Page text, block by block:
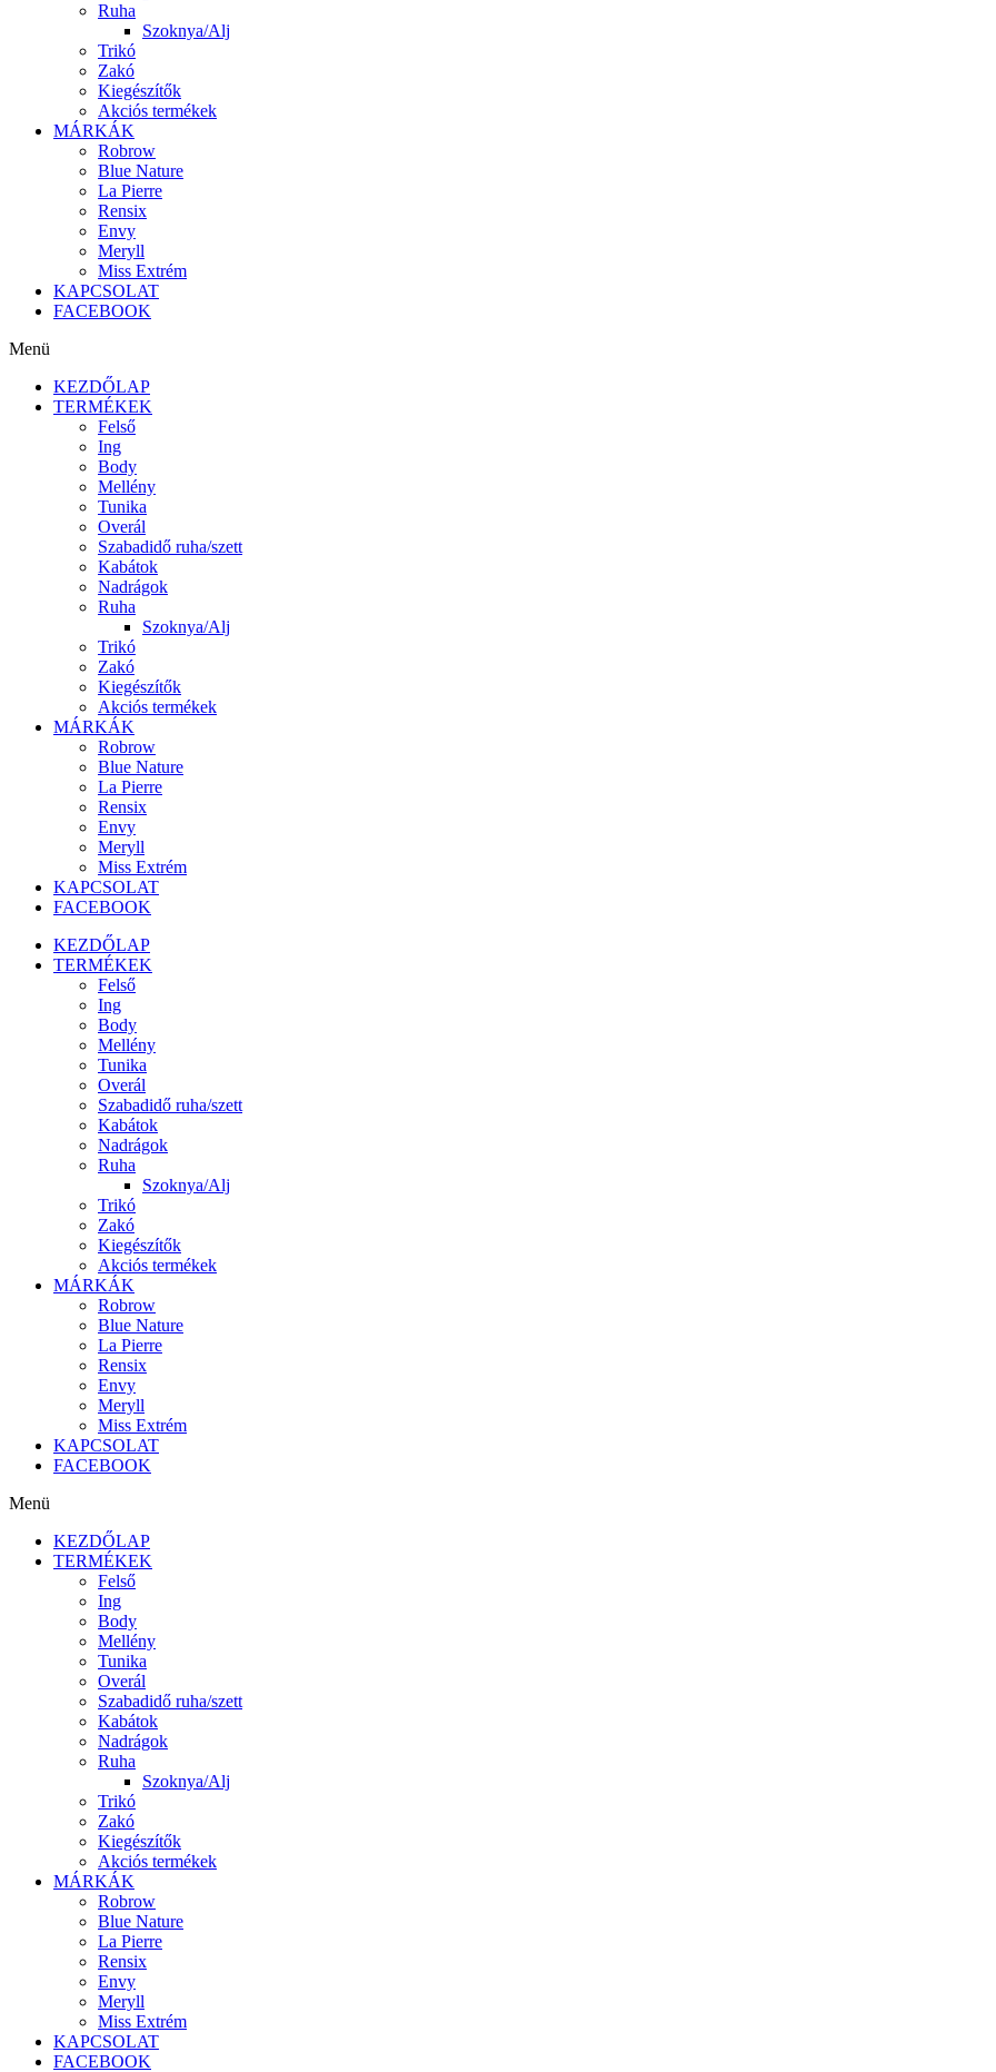
Ruha
Szoknya/Alj
Trikó
Zakó
Kiegészítők
Akciós termékek
MÁRKÁK
Robrow
Blue Nature
La Pierre
Rensix
Envy
Meryll
Miss Extrém
KAPCSOLAT
FACEBOOK
Menü
KEZDŐLAP
TERMÉKEK
Felső
Ing
Body
Mellény
Tunika
Overál
Szabadidő ruha/szett
Kabátok
Nadrágok
Ruha
Szoknya/Alj
Trikó
Zakó
Kiegészítők
Akciós termékek
MÁRKÁK
Robrow
Blue Nature
La Pierre
Rensix
Envy
Meryll
Miss Extrém
KAPCSOLAT
FACEBOOK
KEZDŐLAP
TERMÉKEK
Felső
Ing
Body
Mellény
Tunika
Overál
Szabadidő ruha/szett
Kabátok
Nadrágok
Ruha
Szoknya/Alj
Trikó
Zakó
Kiegészítők
Akciós termékek
MÁRKÁK
Robrow
Blue Nature
La Pierre
Rensix
Envy
Meryll
Miss Extrém
KAPCSOLAT
FACEBOOK
Menü
KEZDŐLAP
TERMÉKEK
Felső
Ing
Body
Mellény
Tunika
Overál
Szabadidő ruha/szett
Kabátok
Nadrágok
Ruha
Szoknya/Alj
Trikó
Zakó
Kiegészítők
Akciós termékek
MÁRKÁK
Robrow
Blue Nature
La Pierre
Rensix
Envy
Meryll
Miss Extrém
KAPCSOLAT
FACEBOOK